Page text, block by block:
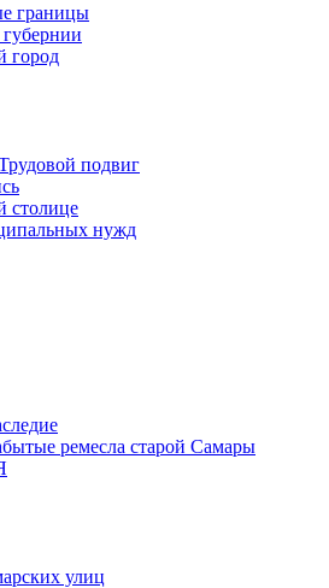
границы
город
подвиг
столице
нужд
ремесла старой Самары
улиц